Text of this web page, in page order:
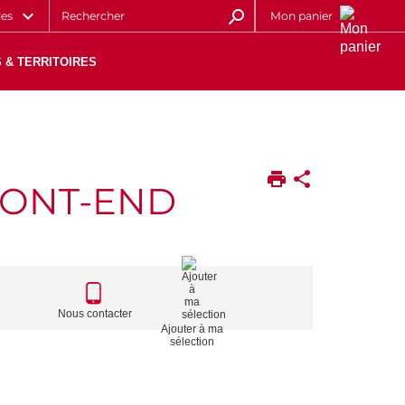
Mon panier
& TERRITOIRES
END
CALL
TO
ACTIONS
Nous contacter
Ajouter à ma
sélection